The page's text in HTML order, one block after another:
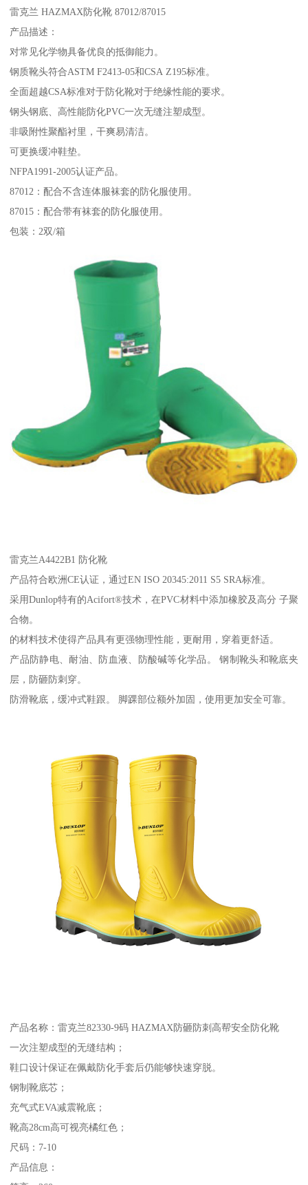
雷克兰 HAZMAX防化靴 87012/87015
产品描述：
对常见化学物具备优良的抵御能力。
钢质靴头符合ASTM F2413-05和CSA Z195标准。
全面超越CSA标准对于防化靴对于绝缘性能的要求。
钢头钢底、高性能防化PVC一次无缝注塑成型。
非吸附性聚酯衬里，干爽易清洁。
可更换缓冲鞋垫。
NFPA1991-2005认证产品。
87012：配合不含连体服袜套的防化服使用。
87015：配合带有袜套的防化服使用。
包装：2双/箱
雷克兰A4422B1 防化靴
产品符合欧洲CE认证，通过EN ISO 20345:2011 S5 SRA标准。
采用Dunlop特有的Acifort®技术，在PVC材料中添加橡胶及高分 子聚
合物。
的材料技术使得产品具有更强物理性能，更耐用，穿着更舒适。
产品防静电、耐油、防血液、防酸碱等化学品。 钢制靴头和靴底夹
层，防砸防刺穿。
防滑靴底，缓冲式鞋跟。 脚踝部位额外加固，使用更加安全可靠。
产品名称：雷克兰82330-9码 HAZMAX防砸防刺高帮安全防化靴
一次注塑成型的无缝结构；
鞋口设计保证在佩戴防化手套后仍能够快速穿脱。
钢制靴底芯；
充气式EVA减震靴底；
靴高28cm高可视亮橘红色；
尺码：7-10
产品信息：